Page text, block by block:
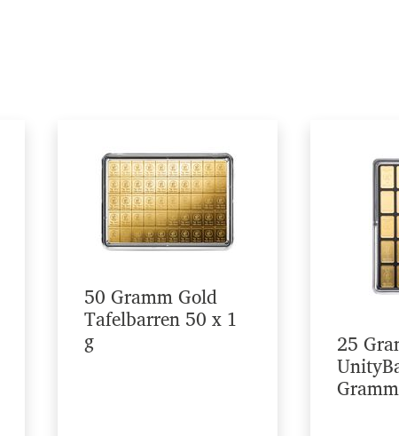
50 Gramm Gold
Tafelbarren 50 x 1
g 25
Warum ist Gold eine gute
Altgold verkaufen
Goldvreneli kaufen
Welche Silbermünzen kaufen?